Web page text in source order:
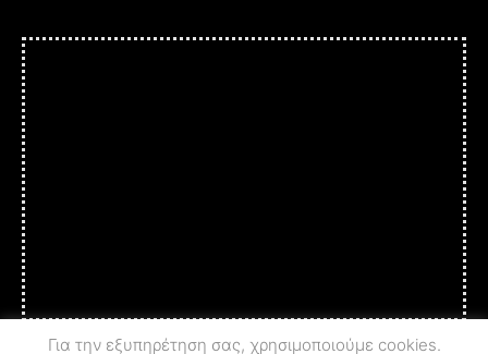
Για την εξυπηρέτηση σας, χρησιμοποιούμε cookies.